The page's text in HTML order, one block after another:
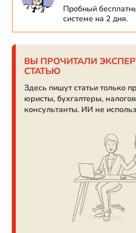
Пробный
системе на 2 дня.
ВЫ ПРОЧИТАЛИ
СТАТЬЮ
Здесь пишут статьи только
юристы, бухгалтеры,
консультанты. ИИ не